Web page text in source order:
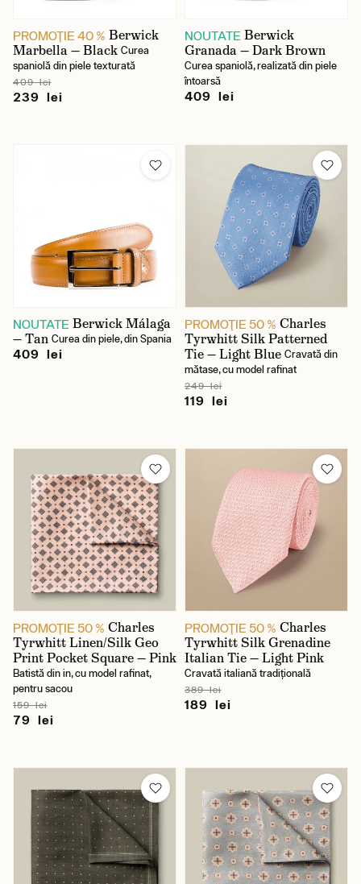
PROMOŢIE 40 % Berwick
Marbella — Black Curea
spaniolă din piele texturată
409 lei
239 lei
NOUTATE Berwick
Granada — Dark Brown
Curea spaniolă, realizată din piele
întoarsă
409 lei
NOUTATE Berwick Málaga
— Tan Curea din piele, din Spania
409 lei
PROMOŢIE 50 % Charles
Tyrwhitt Silk Patterned
Tie — Light Blue Cravată din
mătase, cu model rafinat
249 lei
119 lei
PROMOŢIE 50 % Charles
Tyrwhitt Linen/Silk Geo
Print Pocket Square — Pink
Batistă din in, cu model rafinat,
pentru sacou
159 lei
79 lei
PROMOŢIE 50 % Charles
Tyrwhitt Silk Grenadine
Italian Tie — Light Pink
Cravată italiană tradițională
389 lei
189 lei